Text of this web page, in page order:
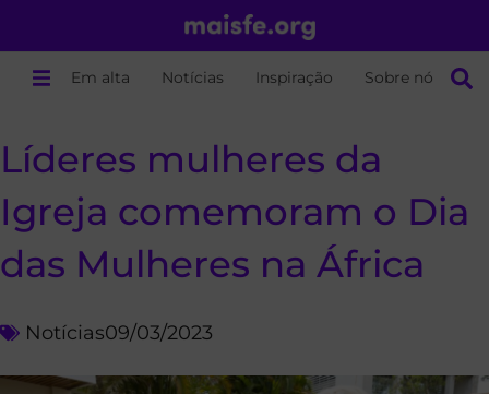
Em alta Notícias Inspiração Sobre nós
Líderes mulheres da
Igreja comemoram o Dia
das Mulheres na África
Notícias09/03/2023